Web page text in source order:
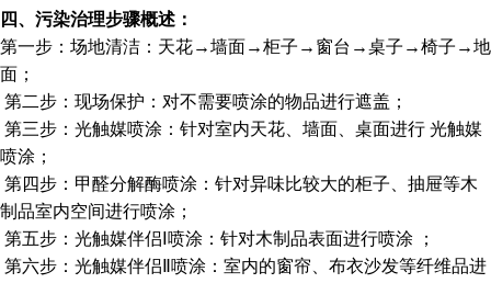
四、污染治理步骤概述 ：
第一步：场地清洁：天花→墙面→柜子→窗台→桌子→椅子→地
面；
第二步：现场保护：对不需要喷涂的物品进行遮盖；
第三步：光触媒喷涂：针对室内天花、墙面、桌面进行 光触媒
喷涂；
第四步：甲醛分解酶喷涂：针对异味比较大的柜子、抽屉等木
制品室内空间进行喷涂；
第五步：光触媒伴侣Ⅰ喷涂：针对木制品表面进行喷涂 ；
第六步：光触媒伴侣Ⅱ喷涂：室内的窗帘、布衣沙发等纤维品进